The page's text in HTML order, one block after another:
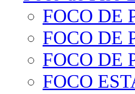
FOCO DE
FOCO DE
FOCO DE
FOCO